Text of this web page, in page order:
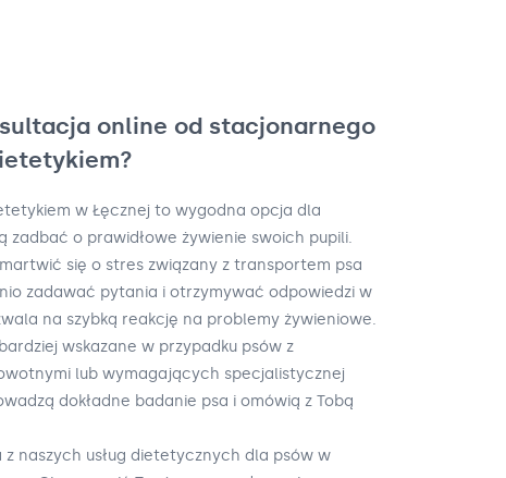
online od stacjonarnego
w Łęcznej to wygodna opcja dla
zadbać o prawidłowe żywienie swoich pupili.
martwić się o stres związany z transportem psa
zadawać pytania i otrzymywać odpowiedzi w
na szybką reakcję na problemy żywieniowe.
wskazane w przypadku psów z
lub wymagających specjalistycznej
dokładne badanie psa i omówią z Tobą
naszych usług dietetycznych dla psów w